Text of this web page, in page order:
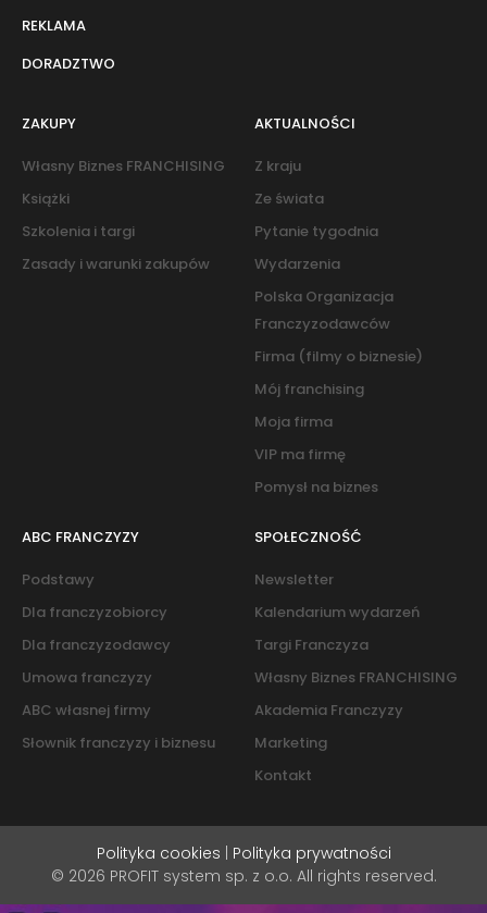
REKLAMA
DORADZTWO
ZAKUPY
Własny Biznes FRANCHISING
Książki
Szkolenia i targi
Zasady i warunki zakupów
AKTUALNOŚCI
Z kraju
Ze świata
Pytanie tygodnia
Wydarzenia
Polska Organizacja
Franczyzodawców
Firma (filmy o biznesie)
Mój franchising
Moja firma
VIP ma firmę
Pomysł na biznes
ABC FRANCZYZY
Podstawy
Dla franczyzobiorcy
Dla franczyzodawcy
Umowa franczyzy
ABC własnej firmy
Słownik franczyzy i biznesu
SPOŁECZNOŚĆ
Newsletter
Kalendarium wydarzeń
Targi Franczyza
Własny Biznes FRANCHISING
Akademia Franczyzy
Marketing
Kontakt
Polityka cookies
Polityka prywatności
© 2026 PROFIT system sp. z o.o. All rights reserved.